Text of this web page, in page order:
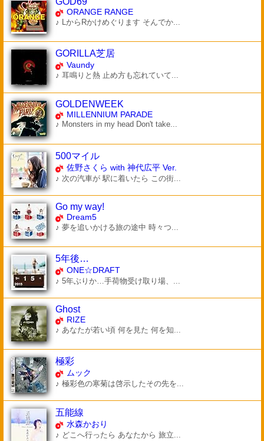
ORANGE RANGE
♪ LからRかけめぐります そんでか...
GORILLA芝居
Vaundy
♪ 耳鳴りと熱 止め方も忘れていて...
GOLDENWEEK
MILLENNIUM PARADE
♪ Monsters in my head Don't take...
500マイル
佐野さくら with 神代広平 Ver.
♪ 次の汽車が 駅に着いたら この街...
Go my way!
Dream5
♪ 夢を追いかける旅の途中 時々つ...
5年後…
ONE☆DRAFT
♪ 5年ぶりか…手荷物受け取り場、...
Ghost
RIZE
♪ あなたが若い頃 何を見た 何を知...
極彩
ムック
♪ 極彩色の寒菊は啓示したその先を...
五能線
水森かおり
♪ どこへ行ったら あなたから 旅立...